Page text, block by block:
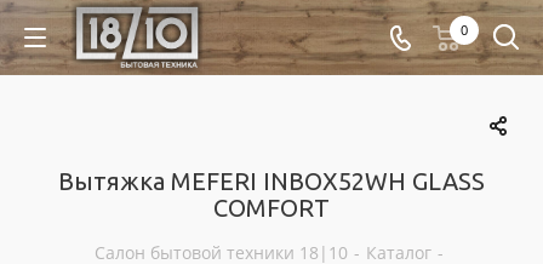
0
Вытяжка MEFERI INBOX52WH GLASS
COMFORT
Салон бытовой техники 18|10 - Каталог -